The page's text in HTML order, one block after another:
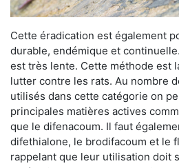
Cette éradication est également
durable, endémique et
est très lente. Cette méthode est
lutter contre les rats. Au nombre
utilisés dans cette catégorie on
principales matières actives
que le difenacoum. Il faut
difethialone, le brodifacoum et le
rappelant que leur utilisation doit